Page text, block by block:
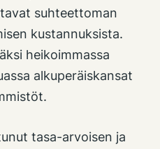
suhteettoman
kustannuksista.
heikoimmassa
alkuperäiskansat
tasa-arvoisen ja